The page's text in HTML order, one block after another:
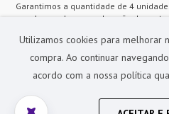
Utilizamos cookies para melhorar
compra. Ao continuar
acordo com a nossa política
Garantimos a quantidade de 4
ou de acordo com a duração dos
alterados a qualquer instante sem
para a loja virtual, não restando
lojas físicas da rede Preçolandia.
meramente
Preçolandia Comercial Ltda